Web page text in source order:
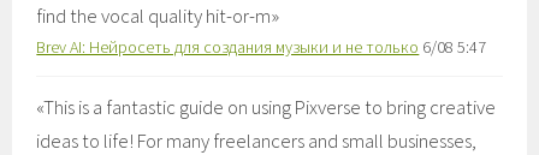
find the vocal quality hit-or-m»
Brev AI: Нейросеть для создания музыки и не только 6/08 5:47
«This is a fantastic guide on using Pixverse to bring creative
ideas to life! For many freelancers and small businesses,